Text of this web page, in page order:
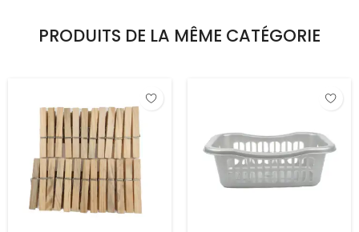
PRODUITS DE LA MÊME CATÉGORIE